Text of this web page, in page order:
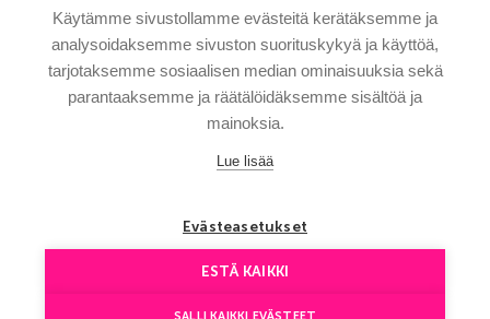
Käytämme sivustollamme evästeitä kerätäksemme ja
analysoidaksemme sivuston suorituskykyä ja käyttöä,
tarjotaksemme sosiaalisen median ominaisuuksia sekä
parantaaksemme ja räätälöidäksemme sisältöä ja
mainoksia.
Lue lisää
Evästeasetukset
ESTÄ KAIKKI
GENERAL CONDITIONS
GOOD TO KNOW
CONTACTS
Copyright © Aventours 2026